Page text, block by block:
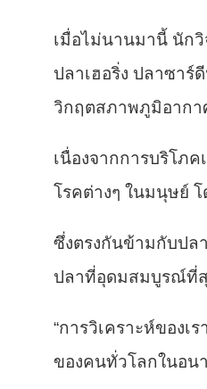
เมื่อไม่นานมานี้ นักวิ
ปลาเฮอริ่ง ปลาซาร์
วิกฤตสภาพภูมิอากา
เนื่องจากการบริโภ
โรคต่างๆ ในมนุษย์
ซึ่งตรงกันข้ามกับปล
ปลาที่อุดมสมบูรณ์ที่
“การวิเคราะห์ของเ
ของคนทั่วโลกในอน